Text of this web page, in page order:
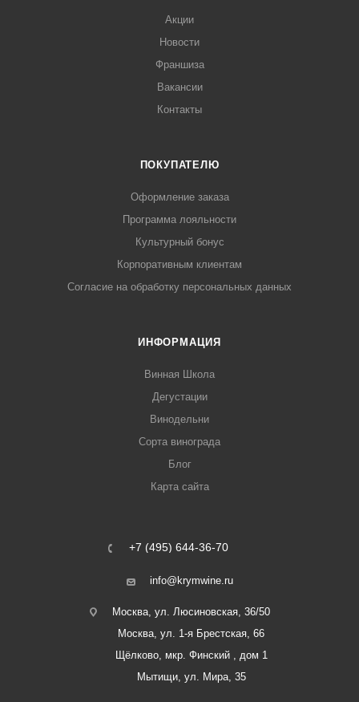
Акции
Новости
Франшиза
Вакансии
Контакты
ПОКУПАТЕЛЮ
Оформление заказа
Программа лояльности
Культурный бонус
Корпоративным клиентам
Согласие на обработку персональных данных
ИНФОРМАЦИЯ
Винная Школа
Дегустации
Винодельни
Сорта винограда
Блог
Карта сайта
+7 (495) 644-36-70
info@krymwine.ru
Москва, ул. Люсиновская, 36/50
Москва, ул. 1-я Брестская, 66
Щёлково, мкр. Финский , дом 1
Мытищи, ул. Мира, 35